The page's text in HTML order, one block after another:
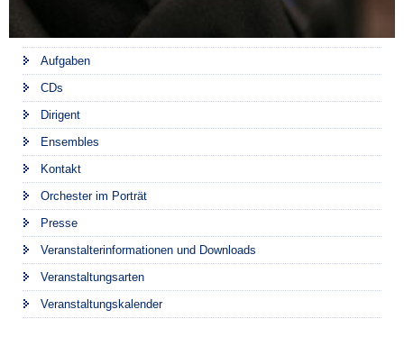
Aufgaben
CDs
Dirigent
Ensembles
Kontakt
Orchester im Porträt
Presse
Veranstalterinformationen und Downloads
Veranstaltungsarten
Veranstaltungskalender